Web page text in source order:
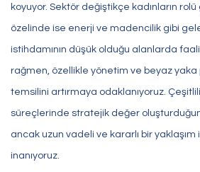
koyuyor. Sektör değiştikçe kadınların rolü
özelinde ise enerji ve madencilik gibi
istihdamının düşük olduğu alanlarda
rağmen, özellikle yönetim ve beyaz yaka
temsilini artırmaya odaklanıyoruz.
süreçlerinde stratejik değer
ancak uzun vadeli ve kararlı bir
inanıyoruz.